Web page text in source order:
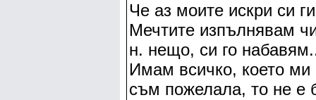
Че аз моите искри си
Мечтите изпълнявам
н. нещо, си го
Имам всичко, което ми
съм пожелала, то не е